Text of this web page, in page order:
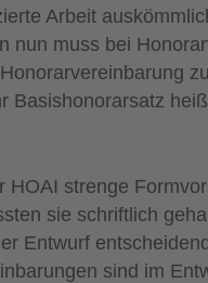
Arbeit
nun muss bei
Basishonorarsatz
strenge
sie schriftlich
Entwurf
sind im